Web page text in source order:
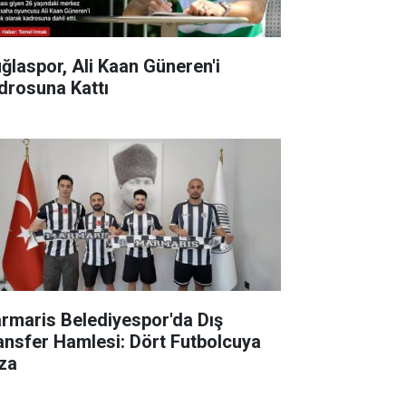
Ali Kaan Güneren'i
Kattı
Belediyespor'da Dış
Hamlesi: Dört Futbolcuya